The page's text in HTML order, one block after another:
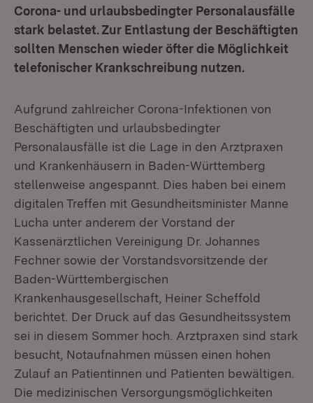
Corona- und urlaubsbedingter Personalausfälle
stark belastet. Zur Entlastung der Beschäftigten
sollten Menschen wieder öfter die Möglichkeit
telefonischer Krankschreibung nutzen.
Aufgrund zahlreicher Corona-Infektionen von
Beschäftigten und urlaubsbedingter
Personalausfälle ist die Lage in den Arztpraxen
und Krankenhäusern in Baden-Württemberg
stellenweise angespannt. Dies haben bei einem
digitalen Treffen mit Gesundheitsminister Manne
Lucha unter anderem der Vorstand der
Kassenärztlichen Vereinigung Dr. Johannes
Fechner sowie der Vorstandsvorsitzende der
Baden-Württembergischen
Krankenhausgesellschaft, Heiner Scheffold
berichtet. Der Druck auf das Gesundheitssystem
sei in diesem Sommer hoch. Arztpraxen sind stark
besucht, Notaufnahmen müssen einen hohen
Zulauf an Patientinnen und Patienten bewältigen.
Die medizinischen Versorgungsmöglichkeiten